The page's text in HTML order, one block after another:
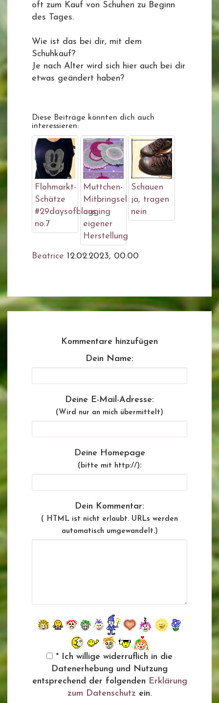
oft zum Kauf von Schuhen zu Beginn
des Tages.
Wie ist das bei dir, mit dem
Schuhkauf?
Je nach Alter wird sich hier auch bei dir
etwas geändert haben?
Diese Beiträge könnten dich auch
interessieren:
Flohmarkt-
Schätze
#29daysofblogging
no.7
Muttchen-
Mitbringsel
aus
eigener
Herstellung
Schauen
ja, tragen
nein
Beatrice 12.02.2023, 00.00
Kommentare hinzufügen
Dein Name:
Deine E-Mail-Adresse:
(Wird nur an mich übermittelt)
Deine Homepage
(bitte mit http://):
Dein Kommentar:
( HTML ist nicht erlaubt. URLs werden
automatisch umgewandelt.)
* Ich willige widerruflich in die
Datenerhebung und Nutzung
entsprechend der folgenden Erklärung
zum Datenschutz ein.